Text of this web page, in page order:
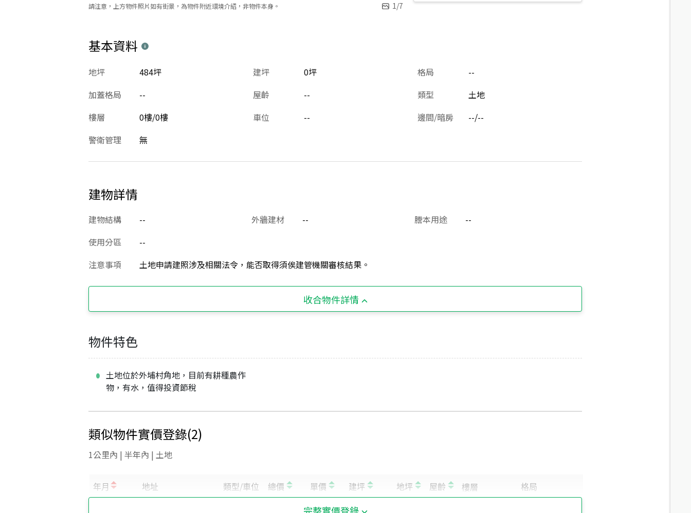
請注意，上方物件照片如有街景，為物件附近環境介紹，非物件本身。 1/7
基本資料
建坪 0坪
地坪 484坪 格局
--
加蓋格局
-- 屋齡 -- 類型
土地
樓層
0樓/0樓 車位 -- 邊間/暗房
--/--
警衛管理
無
建物詳情
建物結構 -- 外牆建材 -- 謄本用途
--
使用分區
--
注意事項
土地申請建照涉及相關法令，能否取得須俟建管機關審核結果。
收合物件詳情
物件特色
土地位於外埔村角地，目前有耕種農作
物，有水，值得投資節稅
類似物件實價登錄(2)
1公里內 | 半年內 | 土地